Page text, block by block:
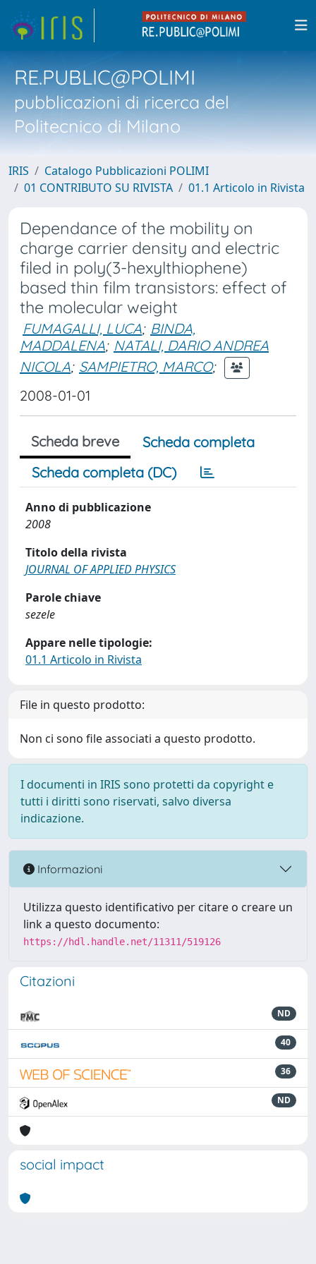
RE.PUBLIC@POLIMI
pubblicazioni di ricerca del
Politecnico di Milano
IRIS
Catalogo Pubblicazioni POLIMI
01 CONTRIBUTO SU RIVISTA
01.1 Articolo in Rivista
Dependance of the mobility on
charge carrier density and electric
filed in poly(3-hexylthiophene)
based thin film transistors: effect of
the molecular weight
FUMAGALLI, LUCA; BINDA,
MADDALENA; NATALI, DARIO ANDREA
NICOLA; SAMPIETRO, MARCO;
2008-01-01
Scheda breve
Scheda completa
Scheda completa (DC)
Anno di pubblicazione
2008
Titolo della rivista
JOURNAL OF APPLIED PHYSICS
Parole chiave
sezele
Appare nelle tipologie:
01.1 Articolo in Rivista
File in questo prodotto:
Non ci sono file associati a questo prodotto.
I documenti in IRIS sono protetti da copyright e
tutti i diritti sono riservati, salvo diversa
indicazione.
Informazioni
Utilizza questo identificativo per citare o creare un
link a questo documento:
https://hdl.handle.net/11311/519126
Citazioni
ND
40
36
ND
social impact